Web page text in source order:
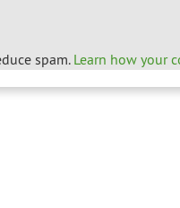
spam.Learn how your